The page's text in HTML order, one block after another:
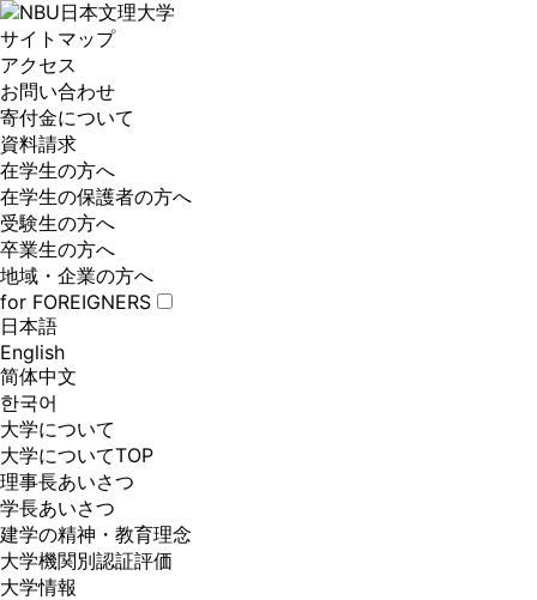
サイトマップ
アクセス
お問い合わせ
寄付金について
資料請求
在学生の方へ
在学生の保護者の方へ
受験生の方へ
卒業生の方へ
地域・企業の方へ
for FOREIGNERS
日本語
English
简体中文
한국어
大学について
大学についてTOP
理事長あいさつ
学長あいさつ
建学の精神・教育理念
大学機関別認証評価
大学情報